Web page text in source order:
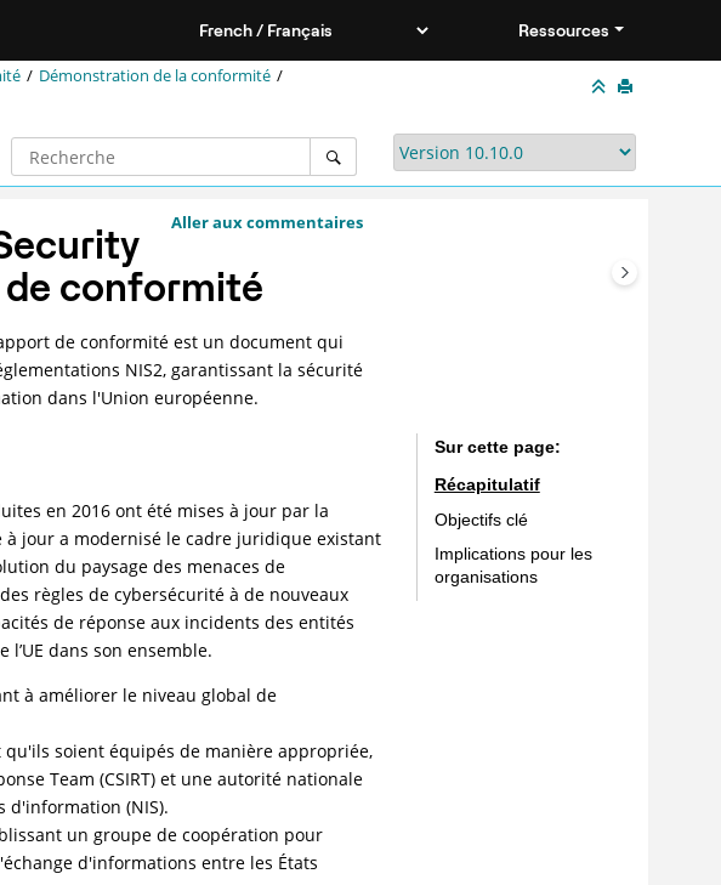
Ressources
Démonstration de la conformité
Aller aux commentaires
de conformité
de conformité est un document qui
NIS2, garantissant la sécurité
dans l'Union européenne.
en 2016 ont été mises à jour par la
à jour a modernisé le cadre juridique existant
du paysage des menaces de
règles de cybersécurité à de nouveaux
de réponse aux incidents des entités
dans son ensemble.
à améliorer le niveau global de
soient équipés de manière appropriée,
Team (CSIRT) et une autorité nationale
d'information (NIS).
un groupe de coopération pour
d'informations entre les États
Sur cette page
Récapitulatif
Objectifs clé
Implications pour les
organisations